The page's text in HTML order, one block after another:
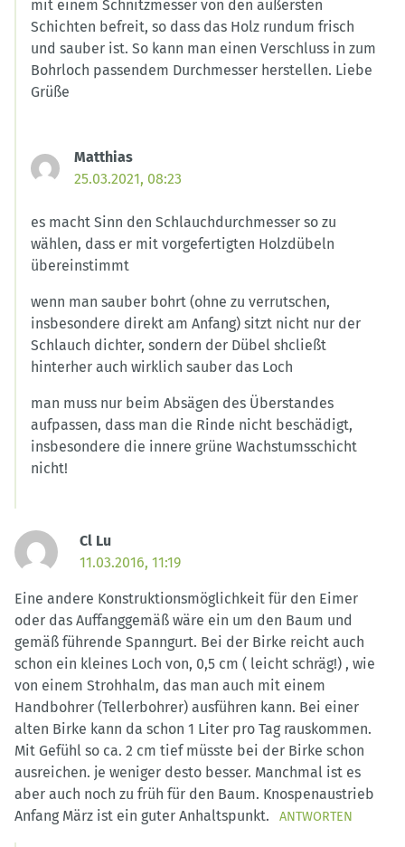
mit einem Schnitzmesser von den äußersten
Schichten befreit, so dass das Holz rundum frisch
und sauber ist. So kann man einen Verschluss in zum
Bohrloch passendem Durchmesser herstellen. Liebe
Grüße
Matthias
25.03.2021, 08:23
es macht Sinn den Schlauchdurchmesser so zu
wählen, dass er mit vorgefertigten Holzdübeln
übereinstimmt
wenn man sauber bohrt (ohne zu verrutschen,
insbesondere direkt am Anfang) sitzt nicht nur der
Schlauch dichter, sondern der Dübel shcließt
hinterher auch wirklich sauber das Loch
man muss nur beim Absägen des Überstandes
aufpassen, dass man die Rinde nicht beschädigt,
insbesondere die innere grüne Wachstumsschicht
nicht!
Cl Lu
11.03.2016, 11:19
Eine andere Konstruktionsmöglichkeit für den Eimer
oder das Auffanggemäß wäre ein um den Baum und
gemäß führende Spanngurt. Bei der Birke reicht auch
schon ein kleines Loch von, 0,5 cm ( leicht schräg!) , wie
von einem Strohhalm, das man auch mit einem
Handbohrer (Tellerbohrer) ausführen kann. Bei einer
alten Birke kann da schon 1 Liter pro Tag rauskommen.
Mit Gefühl so ca. 2 cm tief müsste bei der Birke schon
ausreichen. je weniger desto besser. Manchmal ist es
aber auch noch zu früh für den Baum. Knospenaustrieb
Anfang März ist ein guter Anhaltspunkt.
ANTWORTEN